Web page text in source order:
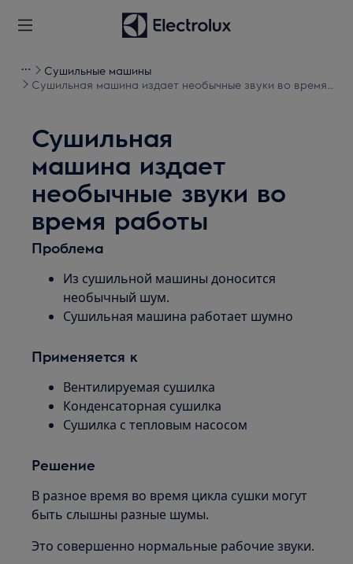
Сушильные машины
Сушильная машина издает необычные звуки во время
Сушильная
машина издает
необычные звуки во
время работы
Проблема
Из сушильной машины доносится
необычный шум.
Сушильная машина работает шумно
Применяется к
Вентилируемая сушилка
Конденсаторная сушилка
Сушилка с тепловым насосом
Решение
В разное время во время цикла сушки могут
быть слышны разные шумы.
Это совершенно нормальные рабочие звуки.